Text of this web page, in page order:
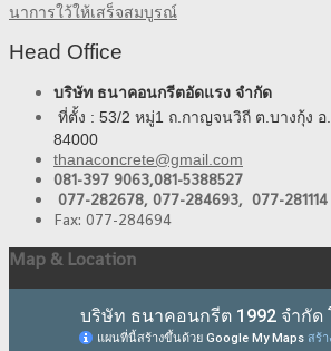
นาการใว้ให้เสร็จสมบูรณ์
Head Office
บริษัท ธนาคอนกรีตอัดแรง จำกัด
ที่ตั้ง : 53/2 หมู่1 ถ.กาญจนวิถี ต.บางกุ้ง
84000
thanaconcrete@gmail.com
081-397 9063,081-5388527
077-282678, 077-284693, 077-281114
Fax: 077-284694
Map & Location